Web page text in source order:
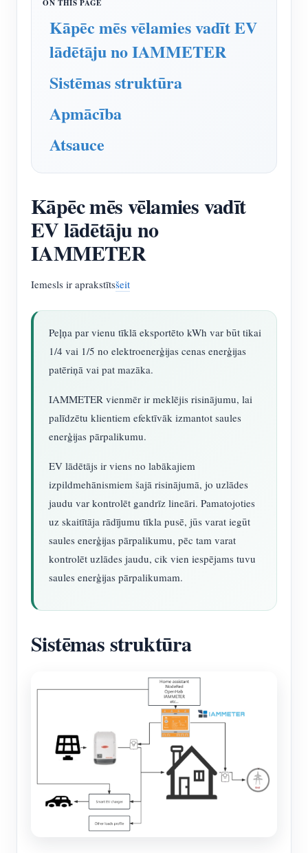
IAMMETER simulators
Virtuālais skaitītājs
Enerģijas prognozēšanas un simulācijas sistēma
Lietojumprogrammas
Saules PV sistēmas enerģijas monitors
Elektroenerģijas patēriņa monitors
Veikals
Resursi
Produkta īsais ievads
Dokuments
Apmācības video
FAQ
kopiena
Izstrādātājs
Izpētīt
Atlīdzības programma
Sazināties
Par mums
Kāpēc mēs vēlamies vadīt EV
lādētāju no IAMMETER
Sistēmas struktūra
Apmācība
Atsauce
Kāpēc mēs vēlamies vadīt
EV lādētāju no
IAMMETER
Iemesls ir aprakstītsšeit
Peļņa par vienu tīklā eksportēto kWh var būt tikai
1/4 vai 1/5 no elektroenerģijas cenas enerģijas
patēriņā vai pat mazāka.
IAMMETER vienmēr ir meklējis risinājumu, lai
palīdzētu klientiem efektīvāk izmantot saules
enerģijas pārpalikumu.
EV lādētājs ir viens no labākajiem
izpildmehānismiem šajā risinājumā, jo uzlādes
jaudu var kontrolēt gandrīz lineāri. Pamatojoties
uz skaitītāja rādījumu tīkla pusē, jūs varat iegūt
saules enerģijas pārpalikumu, pēc tam varat
kontrolēt uzlādes jaudu, cik vien iespējams tuvu
saules enerģijas pārpalikumam.
Sistēmas struktūra